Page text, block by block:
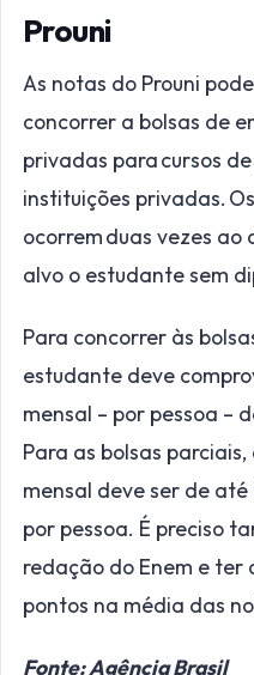
Prouni
As notas do Prouni
concorrer a bolsas de
privadas para cursos
instituições privadas.
ocorrem duas vezes ao
alvo o estudante sem
Para concorrer às
estudante deve
mensal – por pessoa –
Para as bolsas
mensal deve ser de
por pessoa. É preciso
redação do Enem e ter
pontos na média das
Fonte: Agência Brasil